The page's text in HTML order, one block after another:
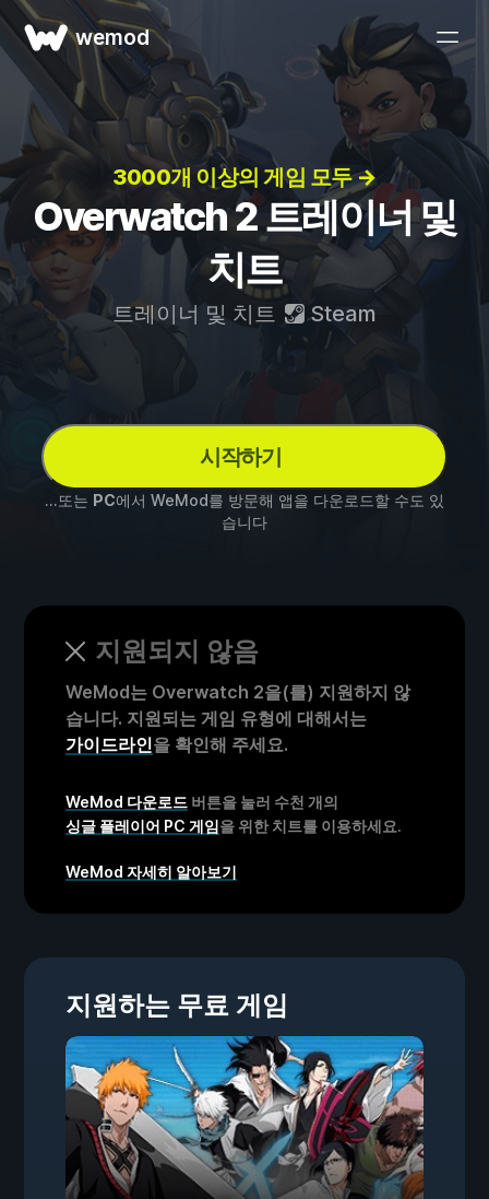
wemod
3000개 이상의 게임 모두 →
Overwatch 2 트레이너 및
치트
트레이너 및 치트 Steam
시작하기
...또는 PC에서 WeMod를 방문해 앱을 다운로드할 수도 있
습니다
지원되지 않음
WeMod는 Overwatch 2을(를) 지원하지 않
습니다. 지원되는 게임 유형에 대해서는
가이드라인을 확인해 주세요.
WeMod 다운로드 버튼을 눌러 수천 개의
싱글 플레이어 PC 게임을 위한 치트를 이용하세요.
WeMod 자세히 알아보기
지원하는 무료 게임